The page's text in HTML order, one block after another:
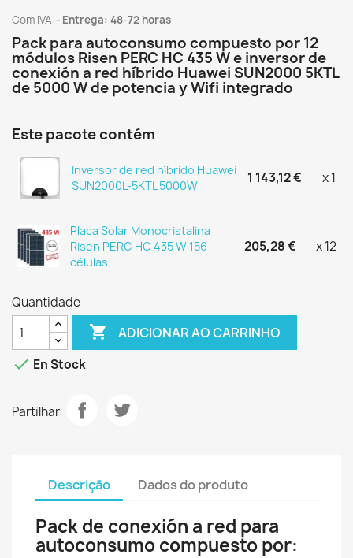
Com IVA Entrega: 48-72 horas
Pack para autoconsumo compuesto por 12
módulos Risen PERC HC 435 W e inversor de
conexión a red híbrido Huawei SUN2000 5KTL
de 5000 W de potencia y Wifi integrado
Este pacote contém
Inversor de red híbrido Huawei
SUN2000L-5KTL 5000W
1 143,12 € x 1
Placa Solar Monocristalina
Risen PERC HC 435 W 156
células
205,28 € x 12
Quantidade
 ADICIONAR AO CARRINHO
 En Stock
Partilhar
Descrição Dados do produto
Pack de conexión a red para
autoconsumo compuesto por: